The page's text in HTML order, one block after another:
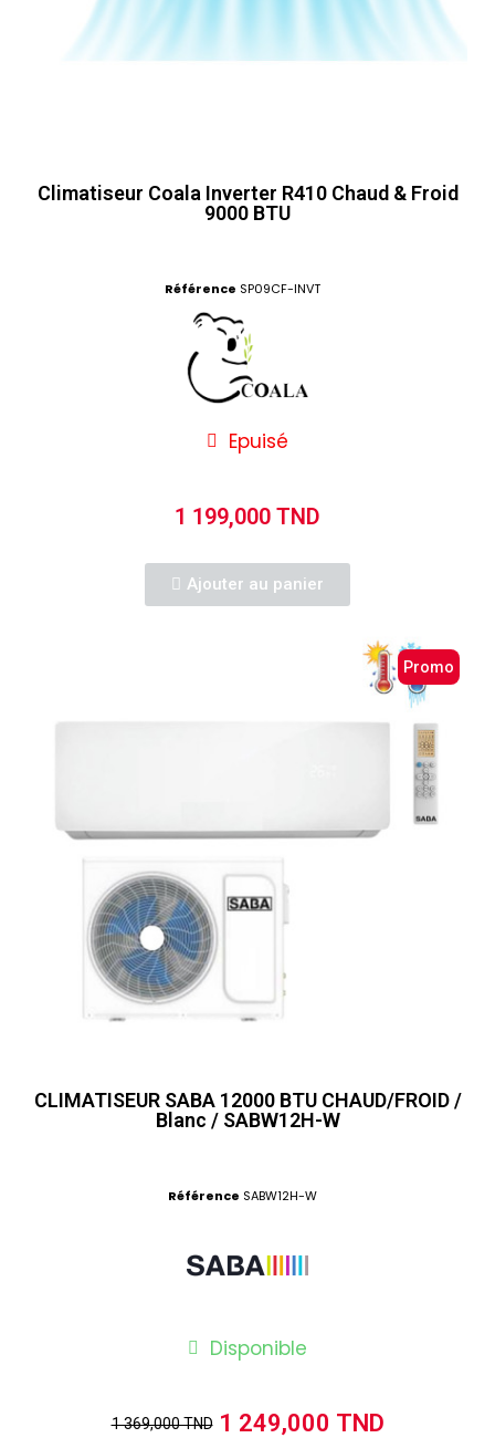
Climatiseur Coala Inverter R410 Chaud & Froid
9000 BTU
Référence SP09CF-INVT
Epuisé
1 199,000 TND
Ajouter au panier
Promo
CLIMATISEUR SABA 12000 BTU CHAUD/FROID /
Blanc / SABW12H-W
Référence SABW12H-W
Disponible
1 369,000 TND 1 249,000 TND